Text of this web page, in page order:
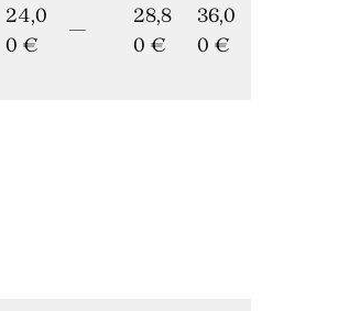
24,0
0 €
—
28,8
0 €
36,0
0 €